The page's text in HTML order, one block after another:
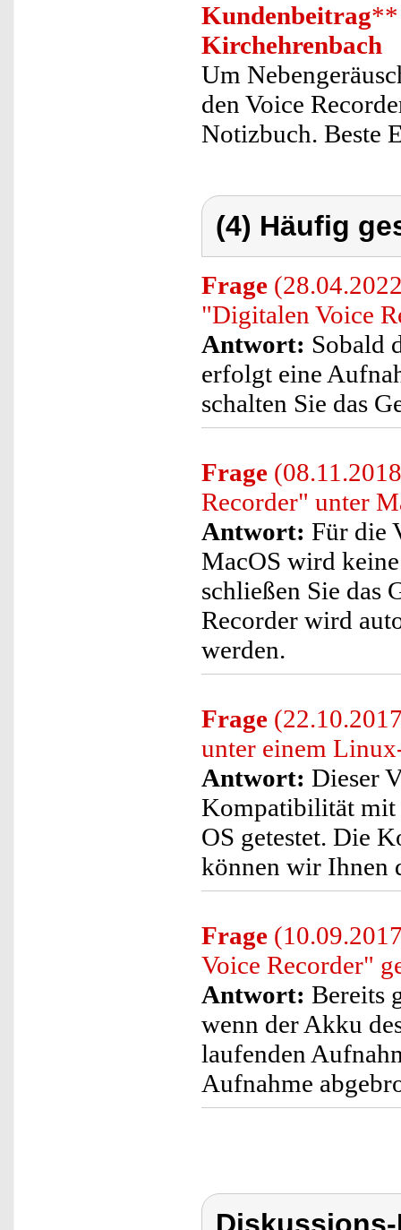
Kundenbeitrag**
Kirchehrenbach
Um
den Voice
Notizbuch. Beste
(4) Häufig
Frage
"Digitalen Voice
Antwort: Sobald
erfolgt eine
schalten Sie das
Frage
Recorder" unter
Antwort: Für die
MacOS wird
schließen Sie das
Recorder wird
werden.
Frage
unter einem
Antwort: Dieser
Kompatibilität mit
OS getestet. Die
können wir Ihnen
Frage
Voice Recorder"
Antwort: Bereits
wenn der Akku
laufenden
Aufnahme